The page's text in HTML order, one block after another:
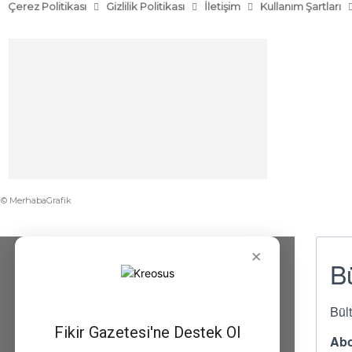
Çerez Politikası Gizlilik Politikası İletişim Kullanım Şartları
© MerhabaGrafik
×
Fikir Gazetesi'ne Destek Ol